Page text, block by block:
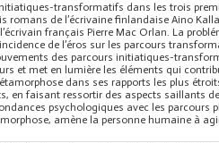
transformatifs dans les trois
romans de l’écrivaine finlandaise Aino
français Pierre Mac Orlan. La
de l’éros sur les parcours
des parcours initiatiques-
et met en lumière les éléments qui
dans ses rapports les plus
faisant ressortir des aspects saillants
psychologiques avec les parcours
amène la personne humaine à